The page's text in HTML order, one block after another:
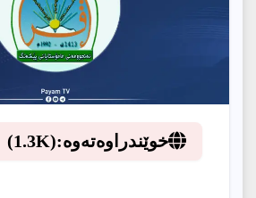
خوێندراوەتەوە:(1.3K)